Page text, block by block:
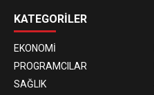
KATEGORİLER
EKONOMİ
PROGRAMCILAR
SAĞLIK